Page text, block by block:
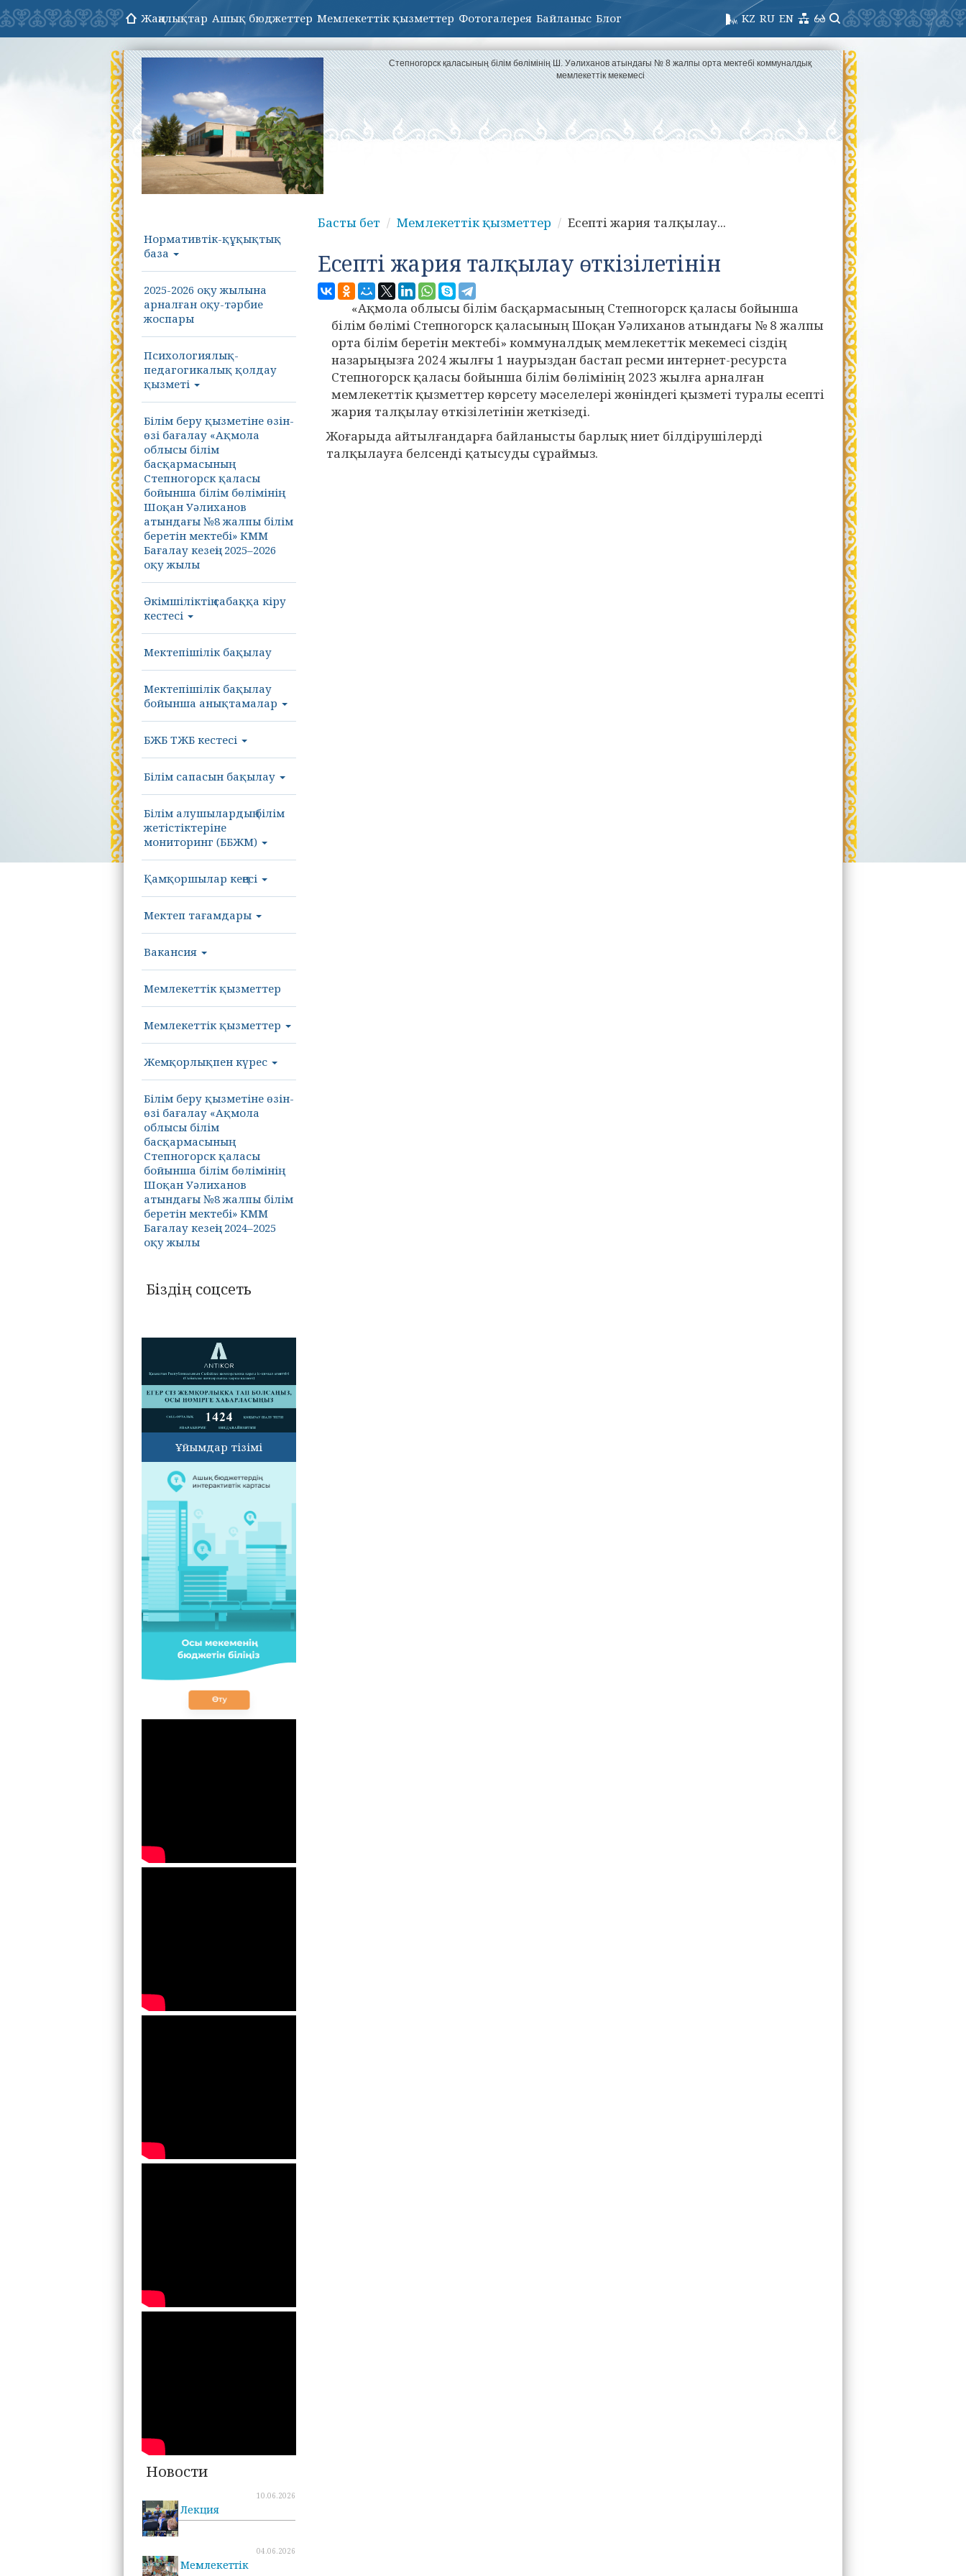
Жаңалықтар Ашық бюджеттер Мемлекеттік қызметтер Фотогалерея Байланыс Блог EN
RU
KZ
Степногорск қаласының білім бөлімінің Ш. Уәлиханов атындағы № 8 жалпы орта мектебі коммуналдық
мемлекеттік мекемесі
Нормативтік-құқықтық
база
2025-2026 оқу жылына
арналған оқу-тәрбие
жоспары
Психологиялық-
педагогикалық қолдау
қызметі
Білім беру қызметіне өзін-
өзі бағалау «Ақмола
облысы білім
басқармасының
Степногорск қаласы
бойынша білім бөлімінің
Шоқан Уәлиханов
атындағы №8 жалпы білім
беретін мектебі» КММ
Бағалау кезеңі: 2025–2026
оқу жылы
Әкімшіліктің сабаққа кіру
кестесі
Мектепішілік бақылау
Мектепішілік бақылау
бойынша анықтамалар
БЖБ ТЖБ кестесі
Білім сапасын бақылау
Білім алушылардың білім
жетістіктеріне
мониторинг (ББЖМ)
Қамқоршылар кеңесі
Мектеп тағамдары
Вакансия
Мемлекеттік қызметтер
Мемлекеттік қызметтер
Жемқорлықпен күрес
Білім беру қызметіне өзін-
өзі бағалау «Ақмола
облысы білім
басқармасының
Степногорск қаласы
бойынша білім бөлімінің
Шоқан Уәлиханов
атындағы №8 жалпы білім
беретін мектебі» КММ
Бағалау кезеңі: 2024–2025
оқу жылы
Біздің соцсеть
Ұйымдар тізімі
Новости
10.06.2026
Лекция
04.06.2026
Мемлекеттік
Басты бет Мемлекеттік қызметтер Есепті жария талқылау...
Есепті жария талқылау өткізілетінін
«Ақмола облысы білім басқармасының Степногорск қаласы бойынша
білім бөлімі Степногорск қаласының Шоқан Уәлиханов атындағы № 8 жалпы
орта білім беретін мектебі» коммуналдық мемлекеттік мекемесі сіздің
назарыңызға 2024 жылғы 1 наурыздан бастап ресми интернет-ресурста
Степногорск қаласы бойынша білім бөлімінің 2023 жылға арналған
мемлекеттік қызметтер көрсету мәселелері жөніндегі қызметі туралы есепті
жария талқылау өткізілетінін жеткізеді.
Жоғарыда айтылғандарға байланысты барлық ниет білдірушілерді
талқылауға белсенді қатысуды сұраймыз.